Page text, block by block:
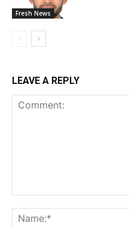
Fresh News
LEAVE A REPLY